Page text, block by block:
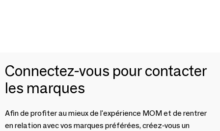
Connectez-vous pour contacter
les marques
Afin de profiter au mieux de l'expérience MOM et de rentrer
en relation avec vos marques préférées, créez-vous un